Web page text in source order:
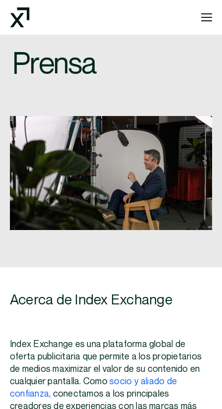
Index Exchange Home page
Prensa
Acerca de Index Exchange
Index Exchange es una plataforma global de
oferta publicitaria que permite a los propietarios
de medios maximizar el valor de su contenido en
cualquier pantalla. Comosocio y aliado de
confianza, conectamos a los principales
creadores de experiencias con las marcas más